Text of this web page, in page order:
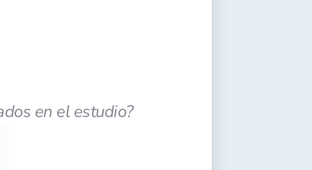
en el estudio?